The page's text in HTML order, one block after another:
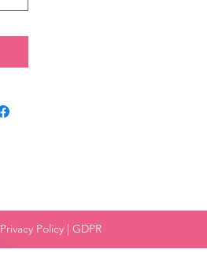
Privacy Policy| GDPR